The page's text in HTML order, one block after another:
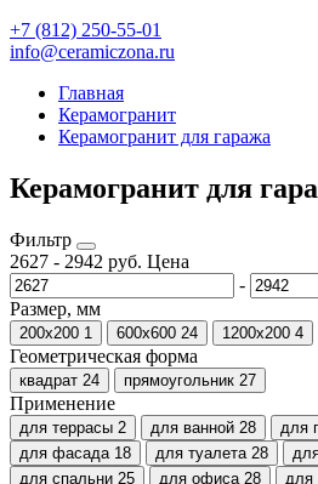
+7 (812) 250-55-01
info@ceramiczona.ru
Главная
Керамогранит
Керамогранит для гаража
Керамогранит для
Фильтр
2627 - 2942 руб. Цена
-
Размер, мм
200x200 1 600х600 24 1200х200 4
Геометрическая форма
квадрат 24 прямоугольник 27
Применение
для террасы 2 для ванной 28 для
для фасада 18 для туалета 28
для спальни 25 для офиса 28 для